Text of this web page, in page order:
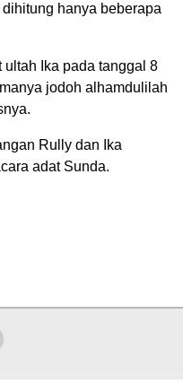
hanya beberapa
ultah Ika pada tanggal 8
jodoh alhamdulilah
Rully dan Ika
adat Sunda.